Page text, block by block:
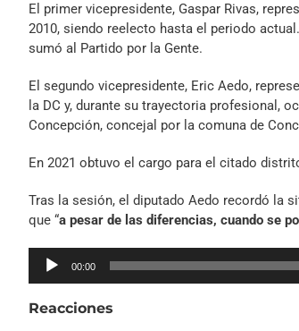
El primer vicepresidente, Gaspar Rivas,
2010, siendo reelecto hasta el periodo
sumó al Partido por la Gente.
El segundo vicepresidente, Eric Aedo,
la DC y, durante su trayectoria profesional,
Concepción, concejal por la comuna de
En 2021 obtuvo el cargo para el citado
Tras la sesión, el diputado Aedo recordó la
que “a pesar de las diferencias, cuando se
Reproductor
00:00
Reacciones